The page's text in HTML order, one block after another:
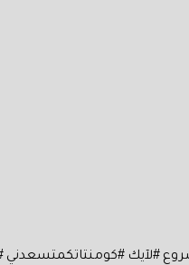
#لآيك